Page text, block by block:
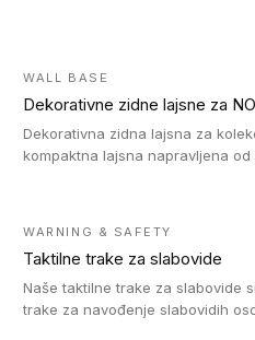
WALL BASE
Dekorativne zidne lajsne za
Dekorativna zidna lajsna za
kompaktna lajsna napravljena
WARNING & SAFETY
Taktilne trake za slabovide
Naše taktilne trake za slabovide
trake za navođenje slabovidih